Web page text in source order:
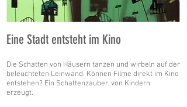
Eine Stadt entsteht im Kino
Die Schatten von Häusern tanzen und wirbeln auf der
beleuchteten Leinwand. Können Filme direkt im Kino
entstehen? Ein Schattenzauber, von Kindern
erzeugt.